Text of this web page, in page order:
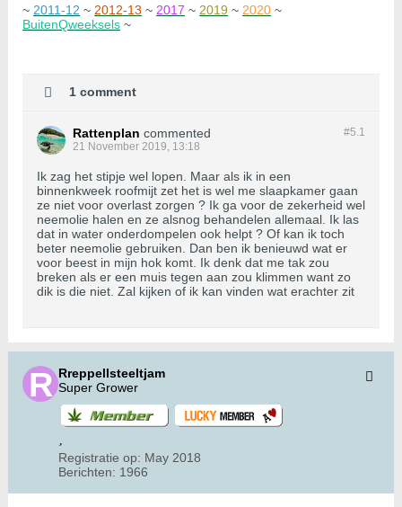
~ 2011-12 ~ 2012-13 ~ 2017 ~ 2019 ~ 2020 ~
BuitenQweeksels ~
1 comment
#5.1
Rattenplan commented
21 November 2019, 13:18
Ik zag het stipje wel lopen. Maar als ik in een
binnenkweek roofmijt zet het is wel me slaapkamer gaan
ze niet voor overlast zorgen ? Ik ga voor de zekerheid wel
neemolie halen en ze alsnog behandelen allemaal. Ik las
dat in water onderdompelen ook helpt ? Of kan ik toch
beter neemolie gebruiken. Dan ben ik benieuwd wat er
voor beest in mijn hok komt. Ik denk dat me tak zou
breken als er een muis tegen aan zou klimmen want zo
dik is die niet. Zal kijken of ik kan vinden wat erachter zit
Rreppellsteeltjam
Super Grower
Registratie op: May 2018
Berichten: 1966